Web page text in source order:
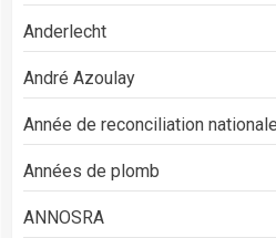
Anderlecht
André Azoulay
Année de reconciliation nationale
Années de plomb
ANNOSRA